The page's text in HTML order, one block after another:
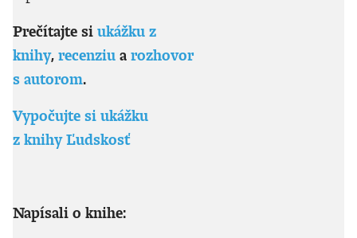
Prečítajte si ukážku z
knihy, recenziu a rozhovor
s autorom.
Vypočujte si ukážku
z knihy Ľudskosť
Napísali o knihe: